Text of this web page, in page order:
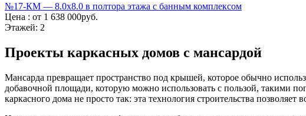
№17-КМ — 8.0х8.0 в полтора этажа с банным комплексом
Цена : от 1 638 000руб.
Этажей: 2
Проекты каркасных домов с мансардой
Мансарда превращает пространство под крышей, которое обычно
добавочной площади, которую можно использовать с пользой, такими
каркасного дома не просто так: эта технология строительства